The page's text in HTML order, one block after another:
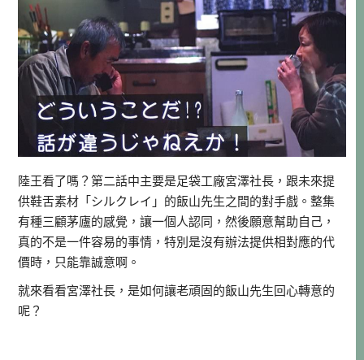
陸王看了嗎？第二話中主要是足袋工廠宮澤社長，跟未來提
供鞋舌素材「シルクレイ」的飯山先生之間的對手戲。整集
有種三顧茅廬的感覺，讓一個人認同，然後願意幫助自己，
真的不是一件容易的事情，特別是沒有辦法提供相對應的代
價時，只能靠誠意啊。
就來看看宮澤社長，是如何讓老頑固的飯山先生回心轉意的
呢？